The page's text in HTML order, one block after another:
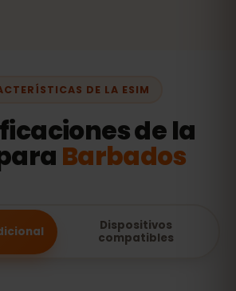
DE LA ESIM
de la
Barbados
Dispositivos
compatibles